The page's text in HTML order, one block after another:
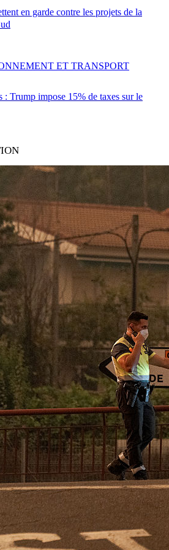
en garde contre les projets de la
: Trump impose 15% de taxes sur le
ET TRANSPORT